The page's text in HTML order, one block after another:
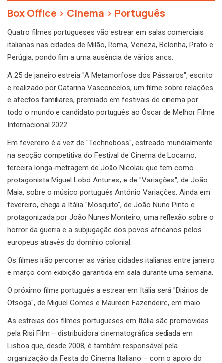
Box Office > Cinema > Português
Quatro filmes portugueses vão estrear em salas comerciais
italianas nas cidades de Milão, Roma, Veneza, Bolonha, Prato e
Perúgia, pondo fim a uma ausência de vários anos.
A 25 de janeiro estreia "A Metamorfose dos Pássaros", escrito
e realizado por Catarina Vasconcelos, um filme sobre relações
e afectos familiares, premiado em festivais de cinema por
todo o mundo e candidato português ao Óscar de Melhor Filme
Internacional 2022.
Em fevereiro é a vez de "Technoboss", estreado mundialmente
na secção competitiva do Festival de Cinema de Locarno,
terceira longa-metragem de João Nicolau que tem como
protagonista Miguel Lobo Antunes; e de "Variações", de João
Maia, sobre o músico português António Variações. Ainda em
fevereiro, chega a Itália "Mosquito", de João Nuno Pinto e
protagonizada por João Nunes Monteiro, uma reflexão sobre o
horror da guerra e a subjugação dos povos africanos pelos
europeus através do domínio colonial.
Os filmes irão percorrer as várias cidades italianas entre janeiro
e março com exibição garantida em sala durante uma semana.
O próximo filme português a estrear em Itália será "Diários de
Otsoga", de Miguel Gomes e Maureen Fazendeiro, em maio.
As estreias dos filmes portugueses em Itália são promovidas
pela Risi Film – distribuidora cinematográfica sediada em
Lisboa que, desde 2008, é também responsável pela
organização da Festa do Cinema Italiano – com o apoio do